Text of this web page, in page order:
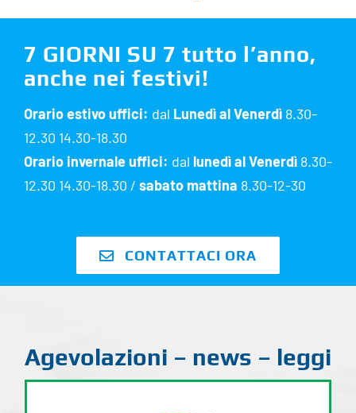
7 GIORNI SU 7 tutto l’anno,
anche nei festivi!
Orario estivo uffici: dal Lunedì al Venerdì 8.30-
12.30 14.30-18.30
Orario invernale uffici: dal lunedì al Venerdì 8.30-
12.30 14.30-18.30 / sabato mattina 8.30-12-30
CONTATTACI ORA
Agevolazioni – news – leggi